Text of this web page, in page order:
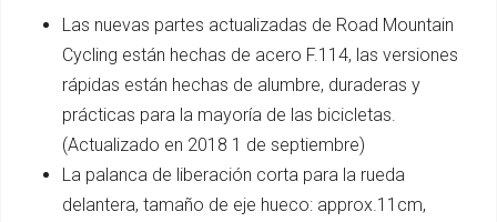
Las nuevas partes actualizadas de Road Mountain
Cycling están hechas de acero F.114, las versiones
rápidas están hechas de alumbre, duraderas y
prácticas para la mayoría de las bicicletas.
(Actualizado en 2018 1 de septiembre)
La palanca de liberación corta para la rueda
delantera, tamaño de eje hueco: approx.11cm,